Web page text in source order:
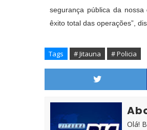
segurança pública da
êxito total das operações”,
Tags # Jitauna # Policia
Olá!